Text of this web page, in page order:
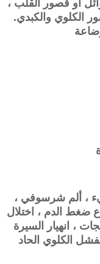
أو قصور القلب ،
الكلوي والكبدي.
، ألم شرسوفي ،
ضغط الدم ، اختلال
، انهيار السيرة
الفشل الكلوي الحاد